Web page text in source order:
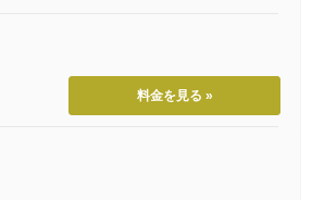
料金を見る »